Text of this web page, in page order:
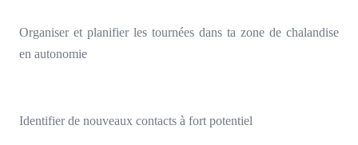
Organiser et planifier les tournées dans ta zone de chalandise
en autonomie
Identifier de nouveaux contacts à fort potentiel